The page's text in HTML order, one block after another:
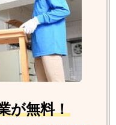
が無料！